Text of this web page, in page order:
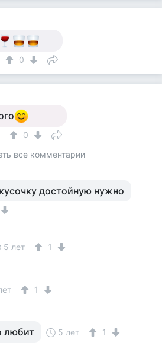
0
0
все комментарии
достойную нужно
5 лет 1
1
любит 5 лет 1